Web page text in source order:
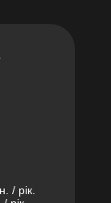
/ рік.